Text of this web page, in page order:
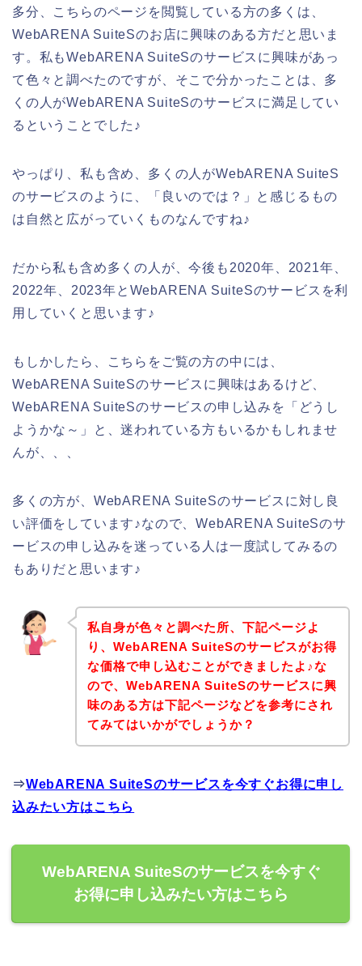
多分、こちらのページを閲覧している方の多くは、
WebARENA SuiteSのお店に興味のある方だと思いま
す。私もWebARENA SuiteSのサービスに興味があっ
て色々と調べたのですが、そこで分かったことは、多
くの人がWebARENA SuiteSのサービスに満足してい
るということでした♪
やっぱり、私も含め、多くの人がWebARENA SuiteS
のサービスのように、「良いのでは？」と感じるもの
は自然と広がっていくものなんですね♪
だから私も含め多くの人が、今後も2020年、2021年、
2022年、2023年とWebARENA SuiteSのサービスを利
用していくと思います♪
もしかしたら、こちらをご覧の方の中には、
WebARENA SuiteSのサービスに興味はあるけど、
WebARENA SuiteSのサービスの申し込みを「どうし
ようかな～」と、迷われている方もいるかもしれませ
んが、、、
多くの方が、WebARENA SuiteSのサービスに対し良
い評価をしています♪なので、WebARENA SuiteSのサ
ービスの申し込みを迷っている人は一度試してみるの
もありだと思います♪
私自身が色々と調べた所、下記ページよ
り、WebARENA SuiteSのサービスがお得
な価格で申し込むことができましたよ♪な
ので、WebARENA SuiteSのサービスに興
味のある方は下記ページなどを参考にされ
てみてはいかがでしょうか？
⇒WebARENA SuiteSのサービスを今すぐお得に申し
込みたい方はこちら
WebARENA SuiteSのサービスを今すぐ
お得に申し込みたい方はこちら